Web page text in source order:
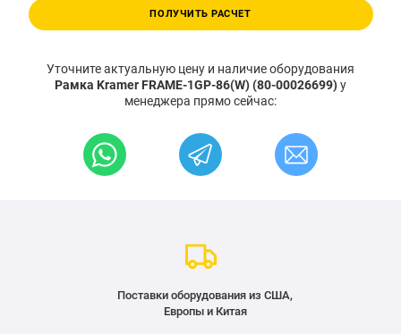
ПОЛУЧИТЬ РАСЧЕТ
Уточните актуальную цену и наличие оборудования
Рамка Kramer FRAME-1GP-86(W) (80-00026699)у
менеджера прямо сейчас:
Поставки оборудования из США,
Европы и Китая